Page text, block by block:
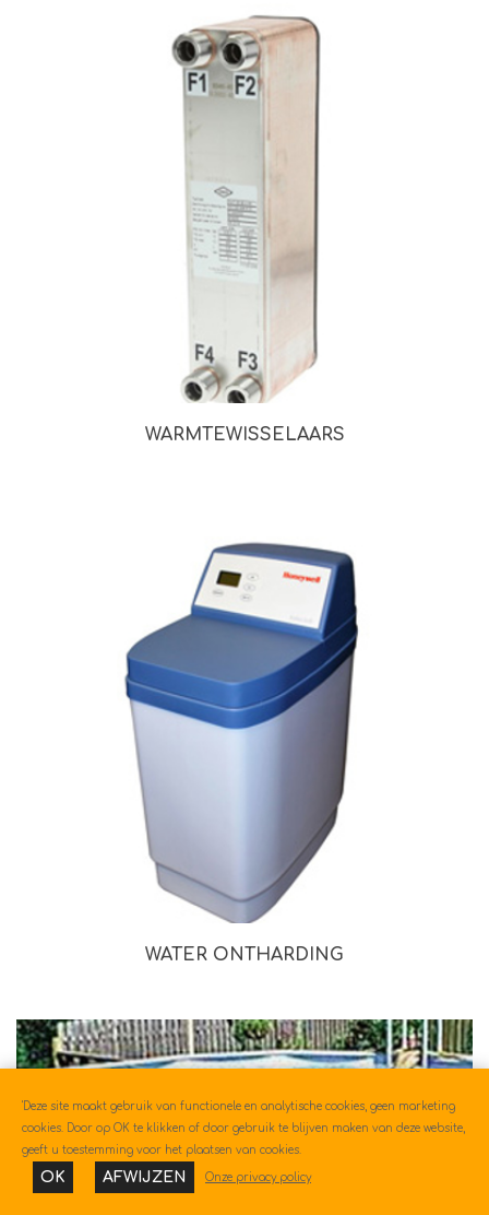
WARMTEWISSELAARS
WATER ONTHARDING
FILTERS SORT
'Deze site maakt gebruik van functionele en analytische cookies, geen marketing
cookies. Door op OK te klikken of door gebruik te blijven maken van deze website,
geeft u toestemming voor het plaatsen van cookies.
OK AFWIJZEN Onze privacy policy